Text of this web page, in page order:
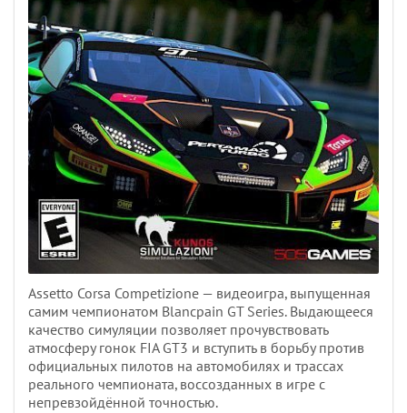
Assetto Corsa Competizione — видеоигра, выпущенная
самим чемпионатом Blancpain GT Series. Выдающееся
качество симуляции позволяет прочувствовать
атмосферу гонок FIA GT3 и вступить в борьбу против
официальных пилотов на автомобилях и трассах
реального чемпионата, воссозданных в игре с
непревзойдённой точностью.